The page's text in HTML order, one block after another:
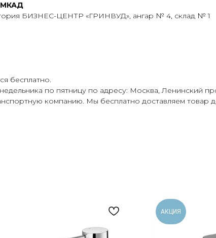
МКАД
БИЗНЕС-ЦЕНТР «ГРИНВУД», ангар № 4, склад № 1
бесплатно.
по пятницу по адресу: Москва, Ленинский
компанию. Мы бесплатно доставляем товар
АКЦИЯ